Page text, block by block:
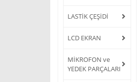
LASTİK ÇEŞİDİ
LCD EKRAN
MİKROFON ve
YEDEK PARÇALARI